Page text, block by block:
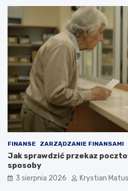
FINANSE ZARZĄDZANIE FINANSAMI
Jak sprawdzić przekaz
sposoby
3 sierpnia 2026 Krystian